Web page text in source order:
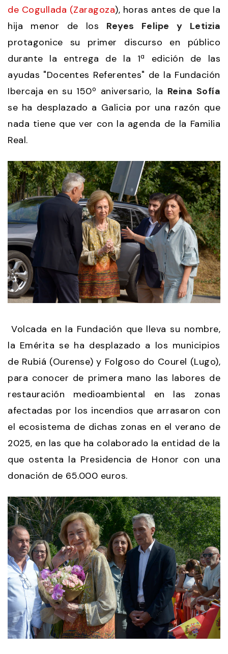
de Cogullada (Zaragoza), horas antes de que la
hija menor de los Reyes Felipe y Letizia
protagonice su primer discurso en público
durante la entrega de la 1ª edición de las
ayudas "Docentes Referentes" de la Fundación
Ibercaja en su 150º aniversario, la Reina Sofía
se ha desplazado a Galicia por una razón que
nada tiene que ver con la agenda de la Familia
Real.
Volcada en la Fundación que lleva su nombre,
la Emérita se ha desplazado a los municipios
de Rubiá (Ourense) y Folgoso do Courel (Lugo),
para conocer de primera mano las labores de
restauración medioambiental en las zonas
afectadas por los incendios que arrasaron con
el ecosistema de dichas zonas en el verano de
2025, en las que ha colaborado la entidad de la
que ostenta la Presidencia de Honor con una
donación de 65.000 euros.